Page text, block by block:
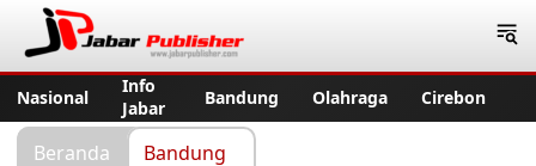
Nasional
Info
Jabar
Bandung Olahraga Cirebon
Beranda Bandung